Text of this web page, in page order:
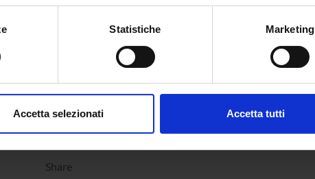
geografica, con un'approssimazione di qualche metro,
dalla Dichiarazione sui cookie.
Statistiche Marketing
Accetta selezionati Accetta tutti
Literature, Arts and Communication Studies
Share